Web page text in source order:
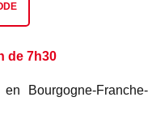
de 7h30
Bourgogne-Franche-